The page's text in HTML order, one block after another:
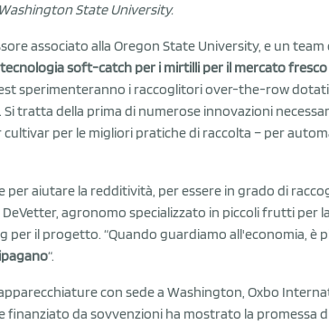
State University.
associato alla Oregon State University, e un
tecnologia soft-catch per i mirtilli per il mercato fresco
sperimenteranno i raccoglitori over-the-row
Si tratta della prima di numerose innovazioni
per le migliori pratiche di raccolta – per
per aiutare la redditività, per essere in grado di
DeVetter, agronomo specializzato in piccoli frutti per
per il progetto. “Quando guardiamo all'economia,
“.
con sede a Washington, Oxbo
finanziato da sovvenzioni ha mostrato la promessa